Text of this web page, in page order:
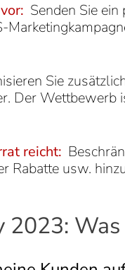
Senden Sie
Sie
Der Wettbewerb
reicht:
Rabatte usw.
2023: